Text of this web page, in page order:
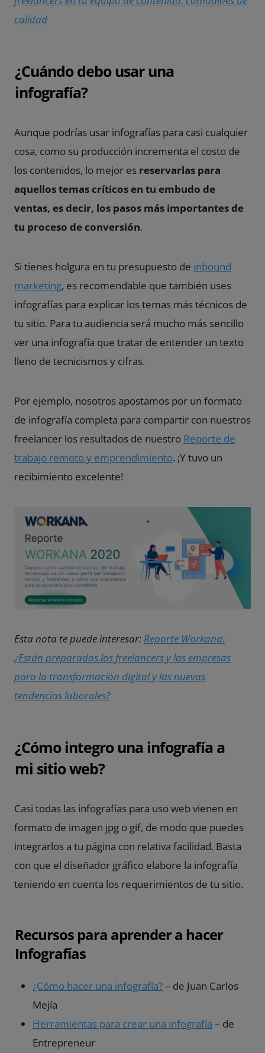
calidad
¿Cuándo debo usar una
infografía?
Aunque podrías usar infografías para casi cualquier
cosa, como su producción incrementa el costo de
los contenidos, lo mejor es reservarlas para
aquellos temas críticos en tu embudo de
ventas, es decir, los pasos más importantes de
tu proceso de conversión.
Si tienes holgura en tu presupuesto de inbound
marketing, es recomendable que también uses
infografías para explicar los temas más técnicos de
tu sitio. Para tu audiencia será mucho más sencillo
ver una infografía que tratar de entender un texto
lleno de tecnicismos y cifras.
Por ejemplo, nosotros apostamos por un formato
de infografía completa para compartir con nuestros
freelancer los resultados de nuestro Reporte de
trabajo remoto y emprendimiento. ¡Y tuvo un
recibimiento excelente!
Esta nota te puede interesar: Reporte Workana:
¿Están preparados los freelancers y las empresas
para la transformación digital y las nuevas
tendencias laborales?
¿Cómo integro una infografía a
mi sitio web?
Casi todas las infografías para uso web vienen en
formato de imagen jpg o gif, de modo que puedes
integrarlos a tu página con relativa facilidad. Basta
con que el diseñador gráfico elabore la infografía
teniendo en cuenta los requerimientos de tu sitio.
Recursos para aprender a hacer
Infografías
¿Cómo hacer una infografía?– de Juan Carlos
Mejía
Herramientas para crear una infografía – de
Entrepreneur